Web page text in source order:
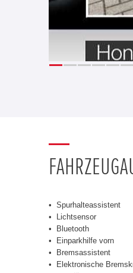
Spurhalteassistent
Lichtsensor
Bluetooth
Einparkhilfe vorn
Bremsassistent
Elektronische